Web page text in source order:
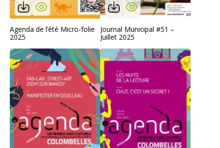
Agenda de l’été Micro-folie
2025
Journal Municipal #51 –
Juillet 2025